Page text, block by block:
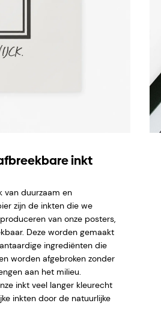
inkt
van duurzaam en
zijn de inkten die we
van onze posters,
Deze worden gemaakt
ingrediënten die
worden afgebroken zonder
aan het milieu.
inkt veel langer kleurecht
inkten door de natuurlijke